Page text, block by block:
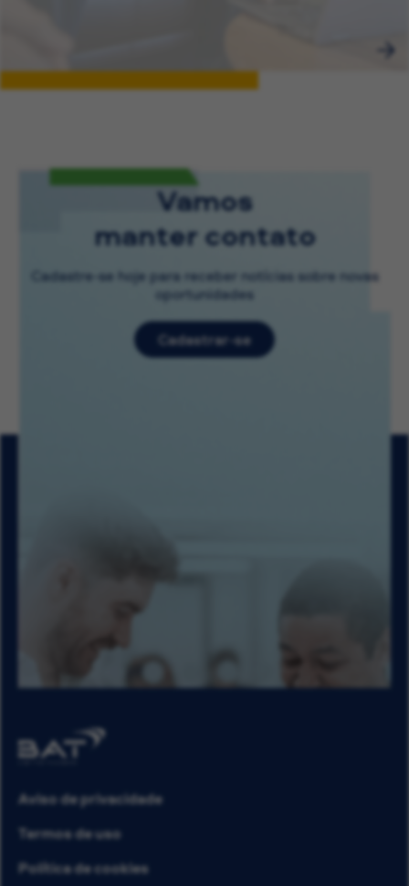
Vamos
manter contato
Cadastre-se hoje para receber notícias sobre novas
oportunidades
Cadastrar-se
Aviso de privacidade
Termos de uso
Política de cookies